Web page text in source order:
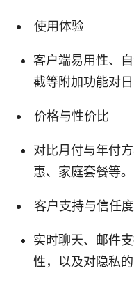
使用体验
客户端易用性、
截等附加功能对
价格与性价比
对比月付与年付
惠、家庭套餐等。
客户支持与信任度
实时聊天、邮件
性，以及对隐私的